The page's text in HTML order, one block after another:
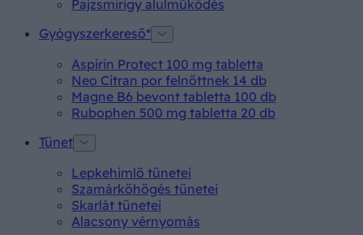
Pajzsmirigy alulműködés
Gyógyszerkereső*
Aspirin Protect 100 mg tabletta
Neo Citran por felnőttnek 14 db
Magne B6 bevont tabletta 100 db
Rubophen 500 mg tabletta 20 db
Tünet
Lepkehimlő tünetei
Szamárköhögés tünetei
Skarlát tünetei
Alacsony vérnyomás